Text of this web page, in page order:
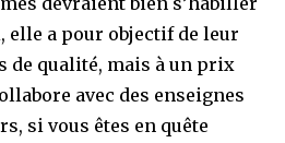
elle a pour objectif de leur
de qualité, mais à un prix
avec des enseignes
si vous êtes en quête